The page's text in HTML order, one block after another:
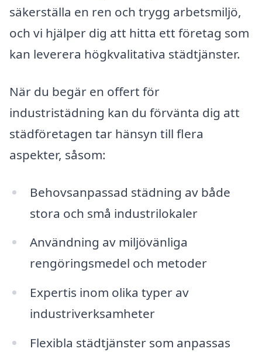
säkerställa en ren och trygg arbetsmiljö,
och vi hjälper dig att hitta ett företag som
kan leverera högkvalitativa städtjänster.
När du begär en offert för
industristädning kan du förvänta dig att
städföretagen tar hänsyn till flera
aspekter, såsom:
Behovsanpassad städning av både
stora och små industrilokaler
Användning av miljövänliga
rengöringsmedel och metoder
Expertis inom olika typer av
industriverksamheter
Flexibla städtjänster som anpassas